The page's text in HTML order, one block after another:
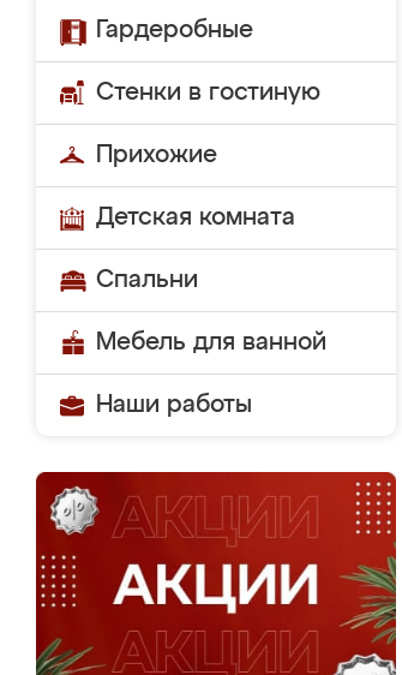
Гардеробные
Стенки в гостиную
Прихожие
Детская комната
Спальни
Мебель для ванной
Наши работы